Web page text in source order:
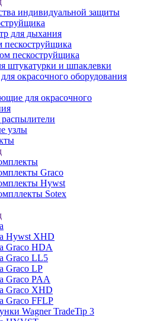
индивидуальной защиты
для дыхания
пескоструйщика
штукатурки и шпаклевки
окрасочного оборудования
для окрасочного
узлы
Graco
Hywst
Sotex
Hywst XHD
Graco HDA
Graco LL5
Graco LP
Graco PAA
Graco XHD
Graco FFLP
Wagner TradeTip 3